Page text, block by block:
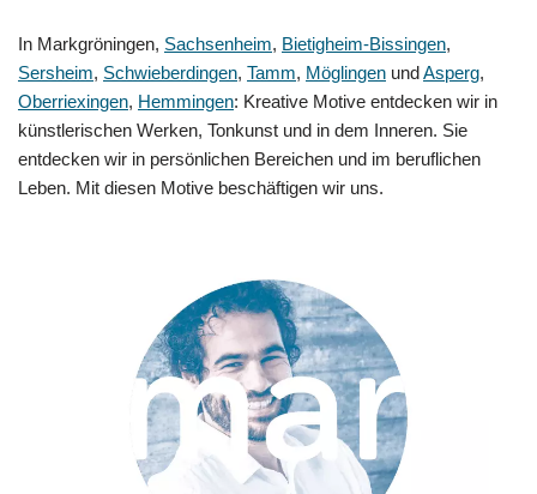
In Markgröningen, Sachsenheim, Bietigheim-Bissingen,
Sersheim, Schwieberdingen, Tamm, Möglingen undAsperg,
Oberriexingen, Hemmingen: Kreative Motive entdecken wir in
künstlerischen Werken, Tonkunst und in dem Inneren. Sie
entdecken wir in persönlichen Bereichen und im beruflichen
Leben. Mit diesen Motive beschäftigen wir uns.